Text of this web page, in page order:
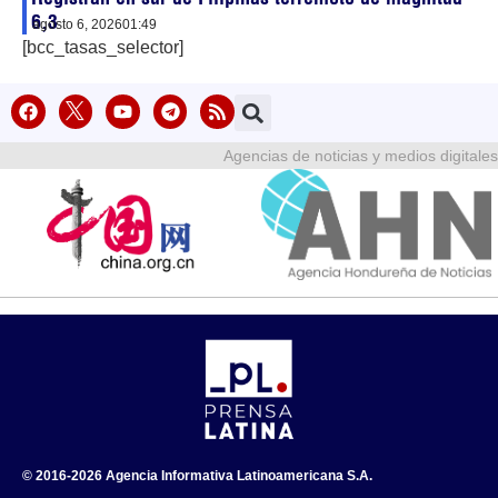
6,3
agosto 6, 202601:49
[bcc_tasas_selector]
Agencias de noticias y medios digitales
© 2016-2026 Agencia Informativa Latinoamericana S.A.